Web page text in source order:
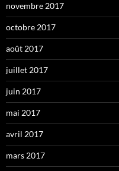
novembre 2017
octobre 2017
août 2017
juillet 2017
juin 2017
mai 2017
avril 2017
mars 2017